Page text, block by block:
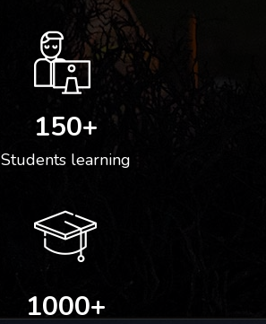
150+
Students learning
1000+